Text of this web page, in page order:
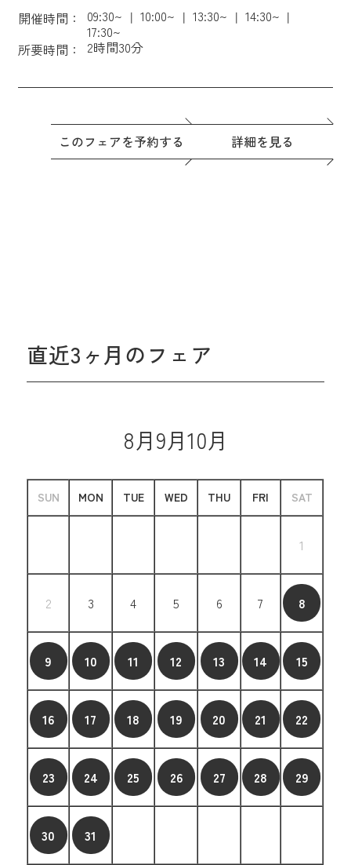
開催時間： 09:30~ 10:00~ 13:30~
14:30~
17:30~
所要時間：
2時間30分
このフェアを予約する 詳細を見る
直近3ヶ月のフェア
8月9月10月
SUN MON TUE WED THU FRI SAT
1
2 3 4 5 6 7 8
9 10 11 12 13 14 15
16 17 18 19 20 21 22
23 24 25 26 27 28 29
30 31